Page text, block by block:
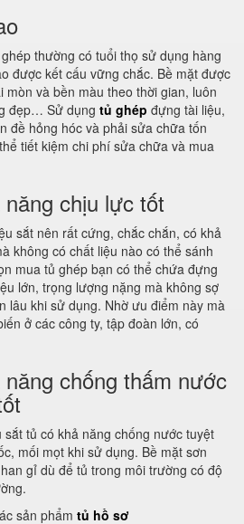
thường có tuổi thọ sử dụng hàng
được kết cấu vững chắc. Bề mặt được
mòn và bền màu theo thời gian, luôn
đẹp… Sử dụng tủ ghép đựng tài liệu,
đề hỏng hóc và phải sửa chữa tốn
tiết kiệm chi phí sửa chữa và mua
chịu lực tốt
sắt nên rất cứng, chắc chắn, có khả
không có chất liệu nào có thể sánh
mua tủ ghép bạn có thể chứa đựng
lớn, trọng lượng nặng mà không sợ
lâu khi sử dụng. Nhờ ưu điểm này mà
ở các công ty, tập đoàn lớn, có
chống thấm nước
tủ có khả năng chống nước tuyệt
mối mọt khi sử dụng. Bề mặt sơn
gỉ dù để tủ trong môi trường có độ
sản phẩm tủ hồ sơ